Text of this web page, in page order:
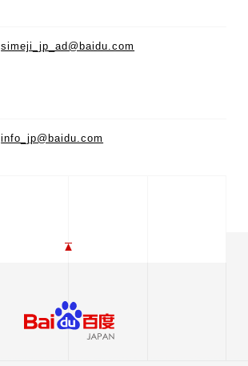
simeji_jp_ad@baidu.com
info_jp@baidu.com